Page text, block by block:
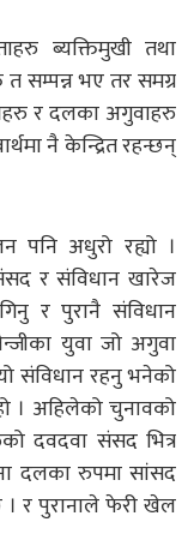
ब्यक्तिमुखी तथा
सम्पन्न भए तर समग्र
र दलका अगुवाहरु
नै केन्द्रित रहन्छन्
पनि अधुरो रह्यो ।
र संविधान खारेज
र पुरानै संविधान
युवा जो अगुवा
संविधान रहनु भनेको
। अहिलेको चुनावको
दवदवा संसद भित्र
दलका रुपमा सांसद
र पुरानाले फेरी खेल